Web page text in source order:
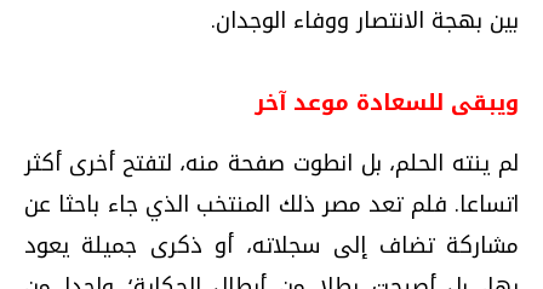
بين بهجة الانتصار ووفاء الوجدان.
ويبقى للسعادة موعد آخر
لم ينته الحلم، بل انطوت صفحة منه، لتفتح أخرى أكثر
اتساعا. فلم تعد مصر ذلك المنتخب الذي جاء باحثا عن
مشاركة تضاف إلى سجلاته، أو ذكرى جميلة يعود